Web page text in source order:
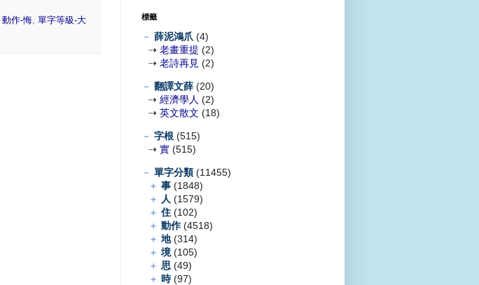
作-悔, 單字等級-大
標籤
－ 薛泥鴻爪 (4)
⇢ 老畫重提 (2)
⇢ 老詩再見 (2)
－ 翻譯文薛 (20)
⇢ 經濟學人 (2)
⇢ 英文散文 (18)
－ 字根 (515)
⇢ 實 (515)
－ 單字分類 (11455)
＋ 事 (1848)
＋
人 (1579)
＋ 住 (102)
＋ 動作 (4518)
＋ 地 (314)
＋ 境 (105)
＋ 思 (49)
＋ 時 (97)